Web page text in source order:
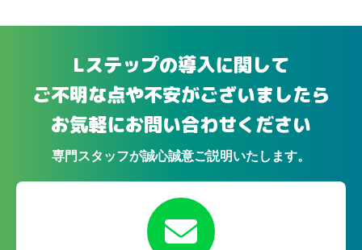
Lステップの導入に関して
ご不明な点や不安がございましたら
お気軽にお問い合わせください
専門スタッフが誠心誠意ご説明いたします。